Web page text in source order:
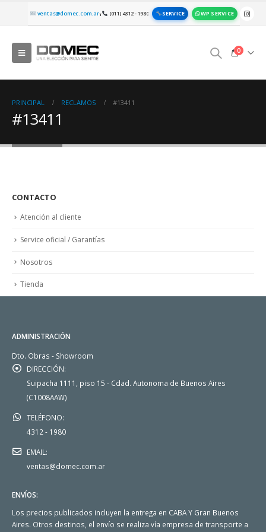
ventas@domec.com.ar| (011) 4312 - 1980 SERVICE WP SERVICE
0
PRINCIPAL RECLAMOS #13411
#13411
CONTACTO
Atención al cliente
Service oficial / Garantías
Nosotros
Tienda
ADMINISTRACIÓN
Dto. Obras - Showroom
DIRECCIÓN:
Suipacha 1111, piso 15 - Cdad. Autonoma de Buenos Aires
(C1008AAW)
TELÉFONO:
4312 - 1980
EMAIL:
ventas@domec.com.ar
ENVÍOS:
Los precios publicados incluyen la entrega en CABA Y Gran Buenos
Aires. Otros destinos, el envío se realiza vía empresa de transporte a